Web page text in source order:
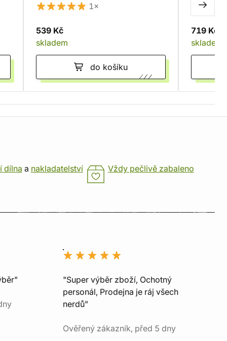
1×
539 Kč
skladem
do košíku
719 Kč
skladem
dílna a nakladatelství Vždy pečlivě zabaleno
"Super výběr zboží, Ochotný
personál, Prodejna je ráj všech
nerdů"
Ověřený zákazník, před 5 dny